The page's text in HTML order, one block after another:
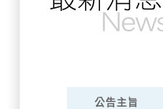
公告主旨